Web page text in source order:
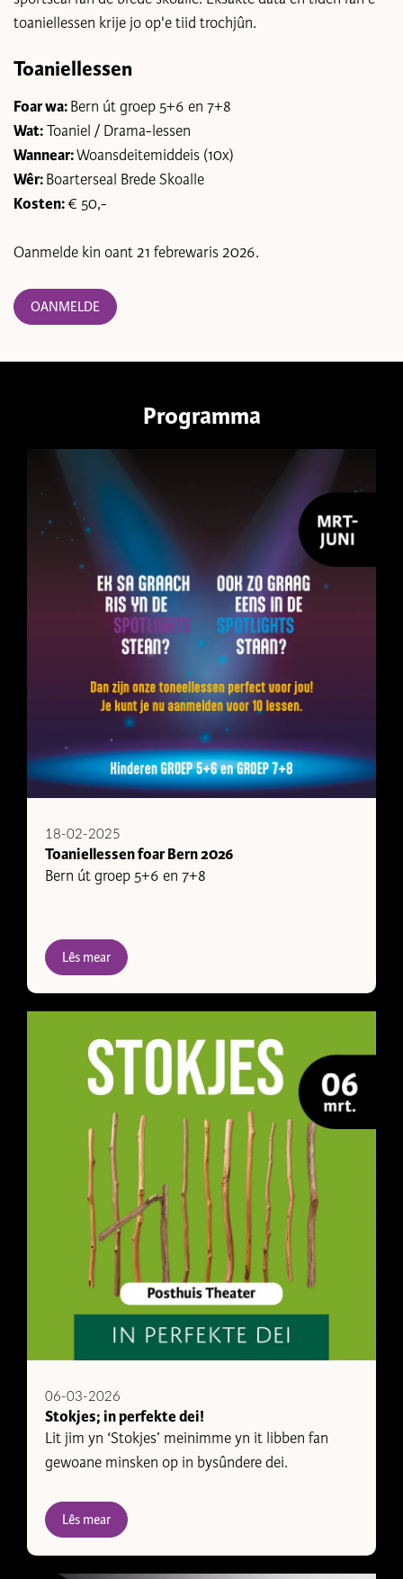
toaniellessen krije jo op'e tiid trochjûn.
Toaniellessen
Foar wa:Bern út groep 5+6 en 7+8
Wat:Toaniel / Drama-lessen
Wannear:Woansdeitemiddeis (10x)
Wêr:Boarterseal Brede Skoalle
Kosten:€ 50,-
Oanmelde kin oant 21 febrewaris 2026.
OANMELDE
Programma
18-02-2025
Toaniellessen foar Bern 2026
Bern út groep 5+6 en 7+8
Lês mear
06-03-2026
Stokjes; in perfekte dei!
Lit jim yn ‘Stokjes’ meinimme yn it libben fan
gewoane minsken op in bysûndere dei.
Lês mear